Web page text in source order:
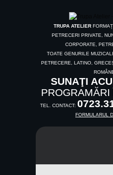
TRUPA ATELIER
PETRECERI PRIVATE,
CORPORATE,
TOATE GENURILE
PETRECERE, LATINO,
SUNAŢI
TEL. CONTACT:
FORMULARUL